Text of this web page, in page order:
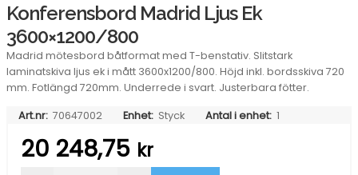
Konferensbord Madrid Ljus Ek
3600×1200/800
Madrid mötesbord båtformat med T-benstativ. Slitstark
laminatskiva ljus ek i mått 3600x1200/800. Höjd inkl. bordsskiva 720
mm. Fotlängd 720mm. Underrede i svart. Justerbara fötter.
Art.nr: 70647002 Enhet: Styck Antal i enhet: 1
20 248,75 kr